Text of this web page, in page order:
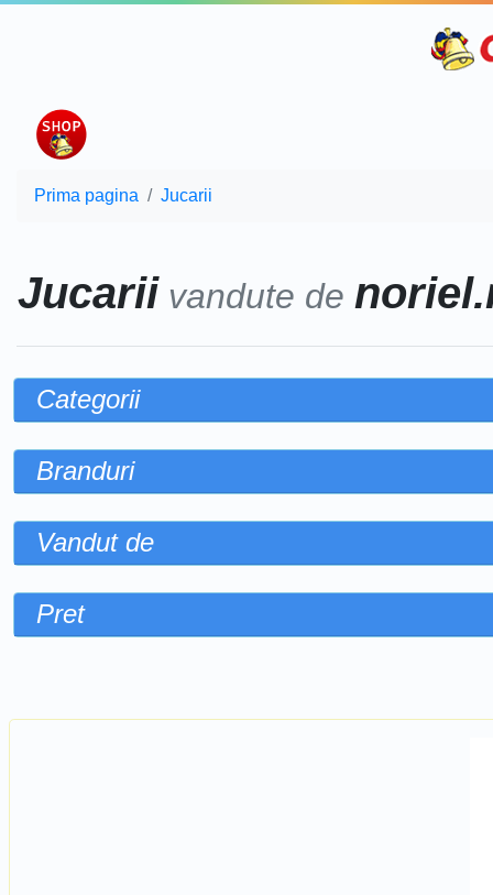
Prima pagina Jucarii
Jucariivandute de
Categorii
Branduri
Vandut de
Pret